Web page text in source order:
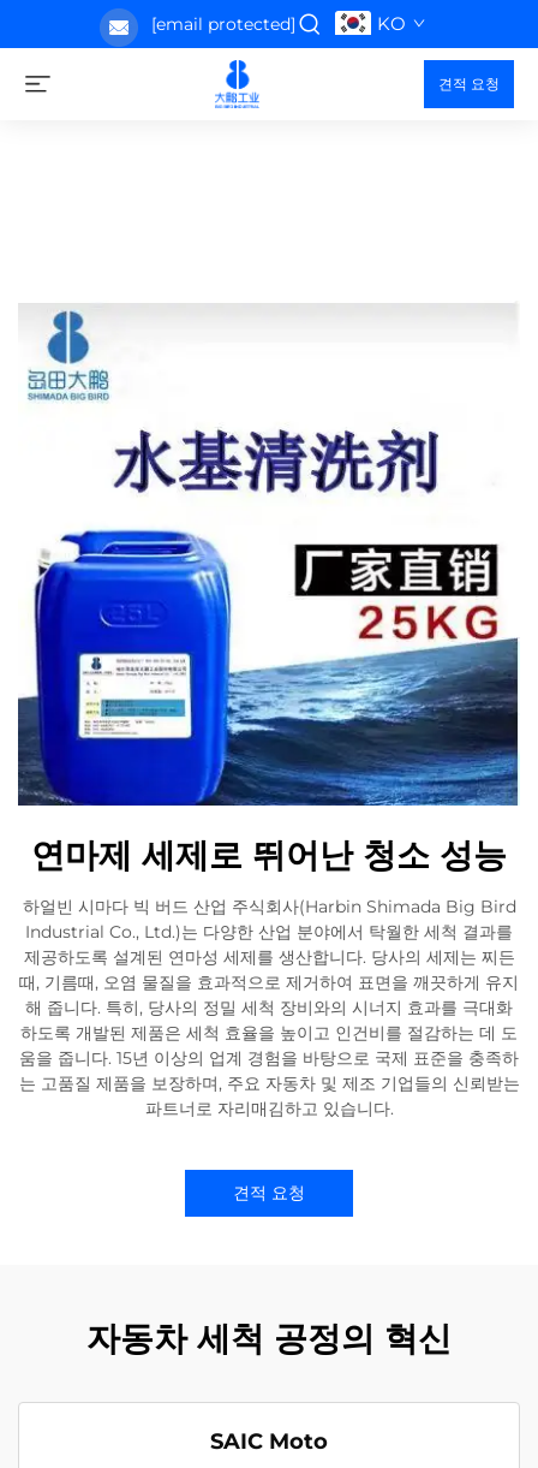
[email protected] KO
견적 요청
연마제 세제로 뛰어난 청소 성능
하얼빈 시마다 빅 버드 산업 주식회사(Harbin Shimada Big Bird
Industrial Co., Ltd.)는 다양한 산업 분야에서 탁월한 세척 결과를
제공하도록 설계된 연마성 세제를 생산합니다. 당사의 세제는 찌든
때, 기름때, 오염 물질을 효과적으로 제거하여 표면을 깨끗하게 유지
해 줍니다. 특히, 당사의 정밀 세척 장비와의 시너지 효과를 극대화
하도록 개발된 제품은 세척 효율을 높이고 인건비를 절감하는 데 도
움을 줍니다. 15년 이상의 업계 경험을 바탕으로 국제 표준을 충족하
는 고품질 제품을 보장하며, 주요 자동차 및 제조 기업들의 신뢰받는
파트너로 자리매김하고 있습니다.
견적 요청
자동차 세척 공정의 혁신
SAIC Moto